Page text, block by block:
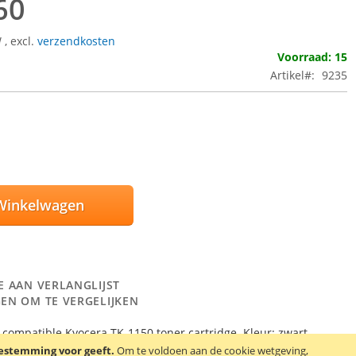
voor geeft. Om te voldoen aan de cookie wetgeving,
, excl.verzendkosten
Voorraad: 15
Artikel
9235
AAN VERLANGLIJST
OM TE VERGELIJKEN
Kyocera TK-1150 toner cartridge. Kleur: zwart.
pagina’s.